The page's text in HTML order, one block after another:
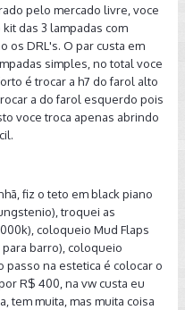
pelo mercado livre, voce
das 3 lampadas com
os DRL's. O par custa em
simples, no total voce
é trocar a h7 do farol alto
a do farol esquerdo pois
voce troca apenas abrindo
fiz o teto em black piano
troquei as
coloqueio Mud Flaps
barro), coloqueio
na estetica é colocar o
R$ 400, na vw custa eu
tem muita, mas muita coisa